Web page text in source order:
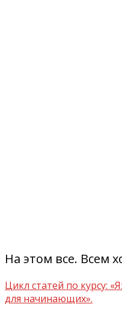
На этом все. Всем
Цикл статей по курсу:
для начинающих».